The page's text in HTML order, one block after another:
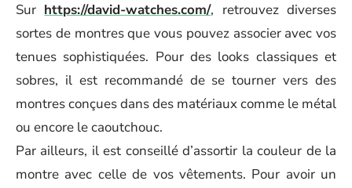
Sur https://david-watches.com/, retrouvez diverses
sortes de montres que vous pouvez associer avec vos
tenues sophistiquées. Pour des looks classiques et
sobres, il est recommandé de se tourner vers des
montres conçues dans des matériaux comme le métal
ou encore le caoutchouc.
Par ailleurs, il est conseillé d’assortir la couleur de la
montre avec celle de vos vêtements. Pour avoir un